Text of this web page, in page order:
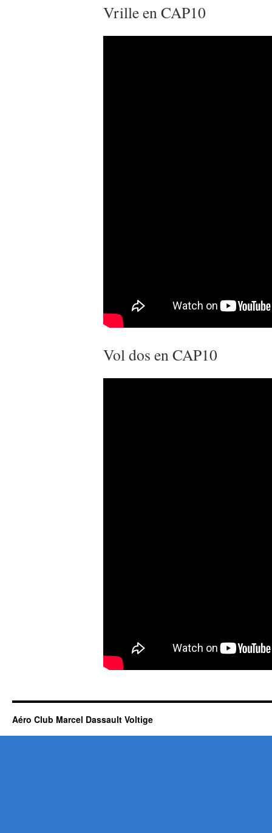
Vrille en CAP10
Vol dos en CAP10
Aéro Club Marcel Dassault Voltige